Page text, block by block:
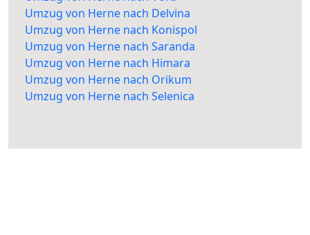
Umzug von Herne nach Delvina
Umzug von Herne nach Konispol
Umzug von Herne nach Saranda
Umzug von Herne nach Himara
Umzug von Herne nach Orikum
Umzug von Herne nach Selenica